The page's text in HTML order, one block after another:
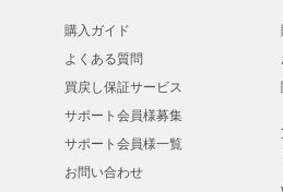
購入ガイド
よくある質問
買戻し保証サービス
サポート会員様募集
サポート会員様一覧
お問い合わせ